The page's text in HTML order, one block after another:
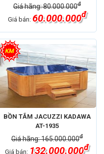
Giá hãng: 80.000.000đ
Giá bán: 60.000.000đ
BỒN TẮM JACUZZI KADAWA
AT-1935
Giá hãng: 165.000.000đ
Giá bán: 132.000.000đ